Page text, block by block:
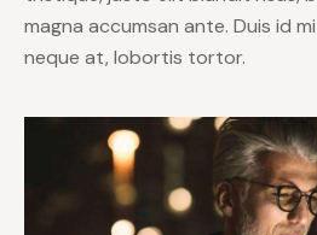
magna accumsan ante. Duis id
neque at, lobortis tortor.